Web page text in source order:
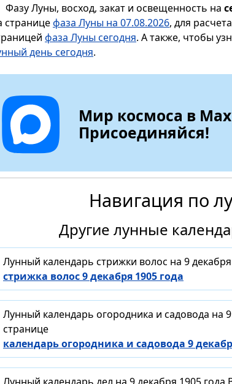
Фазу Луны, восход, закат и освещенность на
страницефаза Луны на 07.08.2026, для
фаза Луны сегодня. А также, чтобы
день сегодня.
Мир космоса в
Присоединяйся!
Навигация по
Другие лунные
Лунный календарь стрижки волос на 9
стрижка волос 9 декабря 1905 года
Лунный календарь огородника и садовода на
странице
календарь огородника и садовода 9